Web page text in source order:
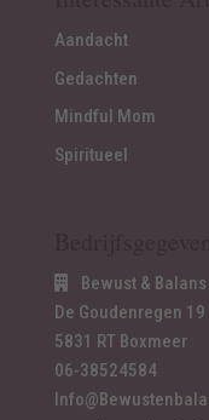
Aandacht
Gedachten
Mindful Mom
Spiritueel
Bewust & Balans
De Goudenregen 19
5831 RT Boxmeer
06-38524584